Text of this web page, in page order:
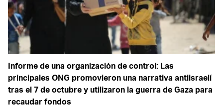
Informe de una organización de control: Las
principales ONG promovieron una narrativa antiisraelí
tras el 7 de octubre y utilizaron la guerra de Gaza para
recaudar fondos